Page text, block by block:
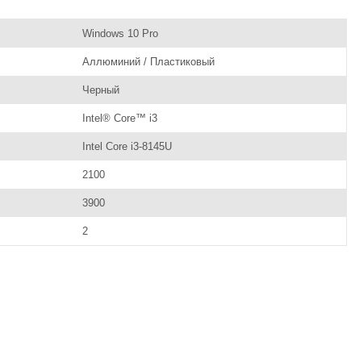
Windows 10 Pro
Аллюминий / Пластиковый
Черный
Intel® Core™ i3
Intel Core i3-8145U
2100
3900
2